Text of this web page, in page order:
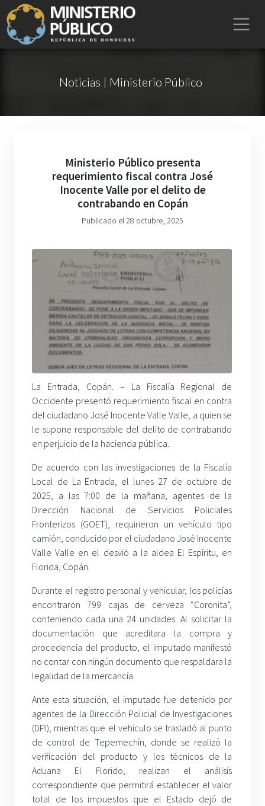
Noticias | Ministerio Público
Ministerio Público presenta
requerimiento fiscal contra José
Inocente Valle por el delito de
contrabando en Copán
Publicado el 28 octubre, 2025
La Entrada, Copán. –
La Fiscalía Regional de
Occidente presentó requerimiento fiscal en contra
del ciudadano José Inocente Valle Valle, a quien se
le supone responsable del delito de contrabando
en perjuicio de la hacienda pública.
De acuerdo con las investigaciones de la Fiscalía
Local de La Entrada, el lunes 27 de octubre de
2025, a las 7:00 de la mañana, agentes de la
Dirección Nacional de Servicios Policiales
Fronterizos (GOET), requirieron un vehículo tipo
camión, conducido por el ciudadano José Inocente
Valle Valle en el desvió a la aldea El Espíritu, en
Florida, Copán.
Durante el registro personal y vehicular, los policías
encontraron 799 cajas de cerveza “Coronita”,
conteniendo cada una 24 unidades. Al solicitar la
documentación que acreditara la compra y
procedencia del producto, el imputado manifestó
no contar con ningún documento que respaldara la
legalidad de la mercancía.
Ante esta situación, el imputado fue detenido por
agentes de la Dirección Policial de Investigaciones
(DPI), mientras que el vehículo se trasladó al punto
de control de Tepemechín, donde se realizó la
verificación del producto y los técnicos de la
Aduana El Florido, realizan el análisis
correspondiente que permitirá establecer el valor
total de los impuestos que el Estado dejó de